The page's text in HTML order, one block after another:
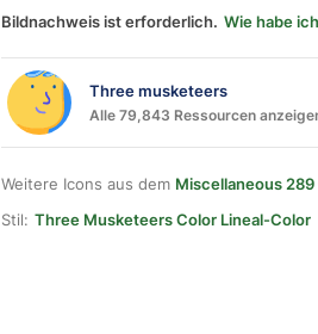
Bildnachweis ist erforderlich. Wie habe
Three musketeers
Alle 79,843 Ressourcen
Weitere Icons aus dem Miscellaneous
Stil: Three Musketeers Color Lineal-Color